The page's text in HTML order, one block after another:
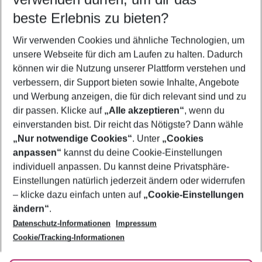
5-8 Nächte
2 Erwachsene Keine Kinder
Mehr Filter anzeigen
Footer
Footer navigation
Über uns
AGB
Bestpreisgarantie
Cookie-Einstellungen ändern
Cookie-Richtlinie
Agenturbetreuung
Barrierefreies Reisen
Folge uns
beste Erlebnis zu bieten?
Wir verwenden Cookies und ähnliche Technologien, um
unsere Webseite für dich am Laufen zu halten. Dadurch
können wir die Nutzung unserer Plattform verstehen und
verbessern, dir Support bieten sowie Inhalte, Angebote
und Werbung anzeigen, die für dich relevant sind und zu
dir passen. Klicke auf „Alle akzeptieren“, wenn du
einverstanden bist. Dir reicht das Nötigste? Dann wähle
„Nur notwendige Cookies“. Unter „Cookies
anpassen“ kannst du deine Cookie-Einstellungen
individuell anpassen. Du kannst deine Privatsphäre-
Einstellungen natürlich jederzeit ändern oder widerrufen
– klicke dazu einfach unten auf „Cookie-Einstellungen
ändern“.
Datenschutz-Informationen
Impressum
Cookie/Tracking-Informationen